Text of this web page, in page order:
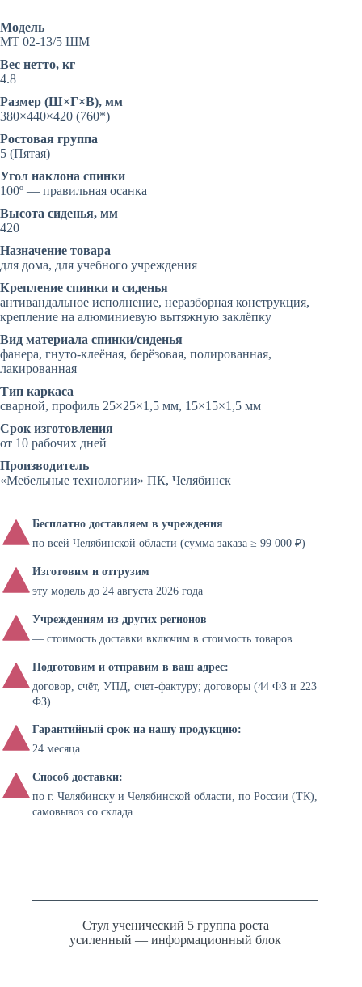
5
группа
роста
усиленный
Модель
МТ 02-13/5 ШМ
Вес нетто, кг
4.8
Размер (Ш×Г×В), мм
380×440×420 (760*)
Ростовая группа
5 (Пятая)
Угол наклона спинки
100º — правильная осанка
Высота сиденья, мм
420
Назначение товара
для дома, для учебного учреждения
Крепление спинки и сиденья
антивандальное исполнение, неразборная конструкция,
крепление на алюминиевую вытяжную заклёпку
Вид материала спинки/сиденья
фанера, гнуто-клеёная, берёзовая, полированная,
лакированная
Тип каркаса
сварной, профиль 25×25×1,5 мм, 15×15×1,5 мм
Срок изготовления
от 10 рабочих дней
Производитель
«Мебельные технологии» ПК, Челябинск
Бесплатно доставляем в учреждения
по всей Челябинской области (сумма заказа ≥ 99 000 ₽)
Изготовим и отгрузим
эту модель до 24 августа 2026 года
Учреждениям из других регионов
— стоимость доставки включим в стоимость товаров
Подготовим и отправим в ваш адрес:
договор, счёт, УПД, счет-фактуру; договоры (44 ФЗ и 223
ФЗ)
Гарантийный срок на нашу продукцию:
24 месяца
Способ доставки:
по г. Челябинску и Челябинской области, по России (ТК),
самовывоз со склада
Стул ученический 5 группа роста
усиленный — информационный блок